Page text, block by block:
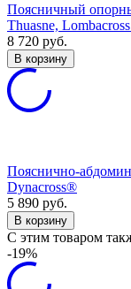
Поясничный
Thuasne,
8 720 руб.
В корзину
Пояснично-
Dynacross®
5 890 руб.
В корзину
C этим товаром
-19%